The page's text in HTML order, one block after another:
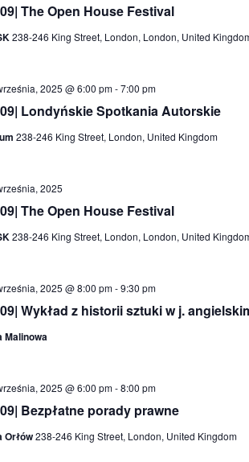
The Open House Festival
238-246 King Street, London, London, United
Londyńskie Spotkania Autorskie
2025 @ 6:00 pm-7:00 pm
238-246 King Street, London, United Kingdom
The Open House Festival
2025
238-246 King Street, London, London, United
Wykład z historii sztuki w j.
2025 @ 8:00 pm-9:30 pm
Malinowa
Bezpłatne porady prawne
2025 @ 6:00 pm-8:00 pm
Orłów238-246 King Street, London, United Kingdom